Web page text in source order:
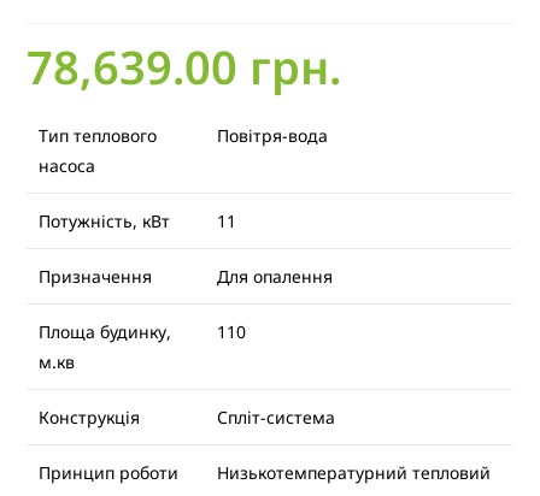
78,639.00 грн.
Тип теплового
насоса
Повітря-вода
Потужність, кВт 11
Призначення Для опалення
Площа будинку,
м.кв
110
Конструкція Спліт-система
Принцип роботи
Низькотемпературний тепловий